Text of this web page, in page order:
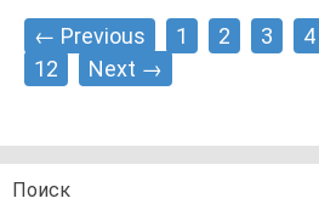
Posts
navigation
← Previous 1 2 3 4
12
Next →
Поиск